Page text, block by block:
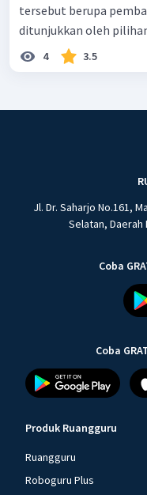
tersebut berupa
ditunjukkan oleh
4 3.5
Jl. Dr. Saharjo No.161,
Selatan,
Coba
Coba
Produk Ruangguru
Ruangguru
Roboguru Plus